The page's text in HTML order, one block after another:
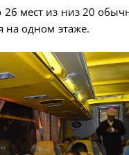
мест из низ 20
на одном этаже.